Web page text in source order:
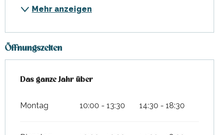
Mehr anzeigen
Öffnungszeiten
Das ganze Jahr über
Das ganze Jahr über
Montag 10:00 - 13:30 14:30 - 18:30